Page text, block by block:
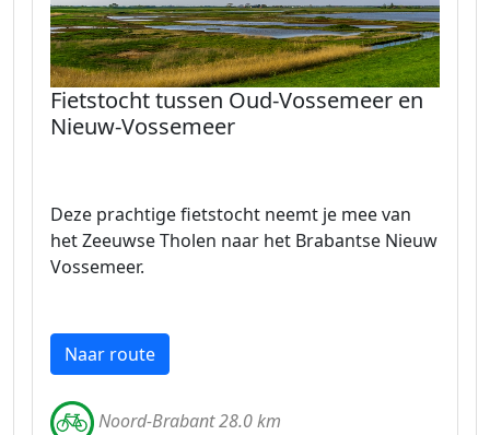
Fietstocht tussen Oud-Vossemeer en
Nieuw-Vossemeer
Deze prachtige fietstocht neemt je mee van
het Zeeuwse Tholen naar het Brabantse Nieuw
Vossemeer.
Naar route
Noord-Brabant 28.0 km